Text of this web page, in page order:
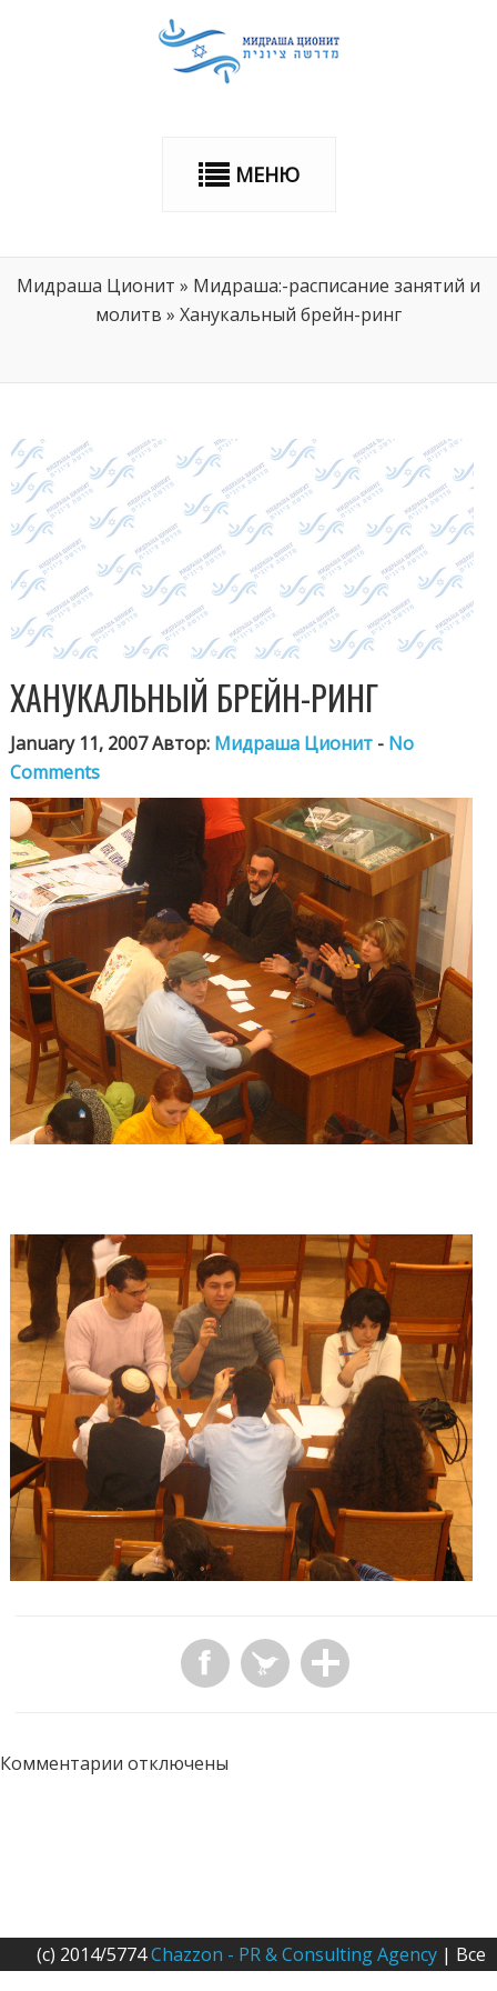
МЕНЮ
Мидраша Ционит » Мидраша:-расписание занятий и
молитв » Ханукальный брейн-ринг
ХАНУКАЛЬНЫЙ БРЕЙН-РИНГ
January 11, 2007 Автор: Мидраша Ционит - No
Comments
Комментарии отключены
(c) 2014/5774Chazzon - PR & Consulting Agency| Все